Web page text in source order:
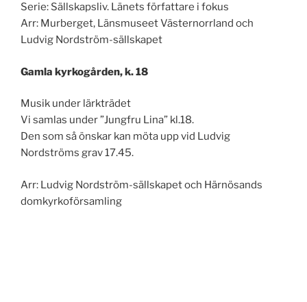
Serie: Sällskapsliv. Länets författare i fokus
Arr: Murberget, Länsmuseet Västernorrland och
Ludvig Nordström-sällskapet
Gamla kyrkogården, k. 18
Musik under lärkträdet
Vi samlas under ”Jungfru Lina” kl.18.
Den som så önskar kan möta upp vid Ludvig
Nordströms grav 17.45.
Arr: Ludvig Nordström-sällskapet och Härnösands
domkyrkoförsamling